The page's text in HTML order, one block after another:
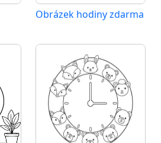
Obrázek hodiny zdarma